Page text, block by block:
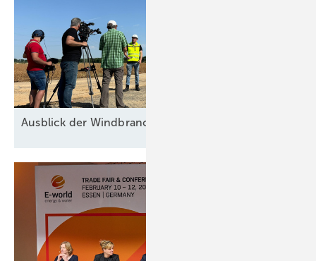
Ausblick der Windbranche: Was kommt 2026?